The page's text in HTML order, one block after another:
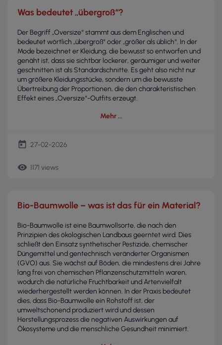
Was bedeutet „übergroß“?
Der Begriff „Oversize“ stammt aus dem Englischen und
bedeutet wörtlich „übergroß“ oder „größer als üblich“. In der
Mode bezeichnet er Kleidung, die bewusst so entworfen und
genäht ist, dass sie sichtbar lockerer, geräumiger und weiter
geschnitten ist als Standardschnitte. Es geht also nicht nur
um größere Kleidungsstücke, sondern um die bewusste
Übertreibung der Proportionen, die den charakteristischen
Effekt eines „Oversize“-Outfits erzeugt.
Mehr
today 27-02-2026
remove_red_eye 1171 views
Bio-Baumwolle – was ist das für ein Material?
Bio-Baumwolle ist eine Baumwollsorte, die nach den
Prinzipien des ökologischen Landbaus geerntet wird. Dies
schließt den Einsatz synthetischer Pestizide, chemischer
Düngemittel und gentechnisch veränderter Organismen
(GVO) aus. Sie wächst auf Böden, die mindestens drei Jahre
lang frei von chemischen Pflanzenschutzmitteln waren,
wodurch die natürliche Fruchtbarkeit und Artenvielfalt
wiederhergestellt werden können. In der Praxis bedeutet
dies, dass Bio-Baumwolle ein Rohstoff ist, der
umweltschonend produziert wird und dessen
Herstellungsprozess die negativen Auswirkungen auf
Ökosysteme und die menschliche Gesundheit minimiert.